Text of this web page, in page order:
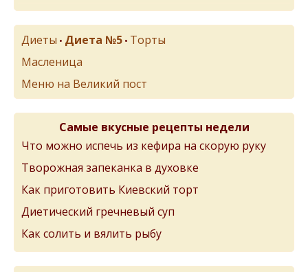
Диеты • Диета №5 • Торты
Масленица
Меню на Великий пост
Самые вкусные рецепты недели
Что можно испечь из кефира на скорую руку
Творожная запеканка в духовке
Как приготовить Киевский торт
Диетический гречневый суп
Как солить и вялить рыбу